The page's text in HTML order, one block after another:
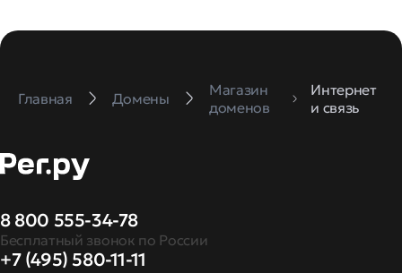
Главная Домены
Магазин
доменов
Интернет
и связь
8 800 555-34-78
Бесплатный звонок по России
+7 (495) 580-11-11